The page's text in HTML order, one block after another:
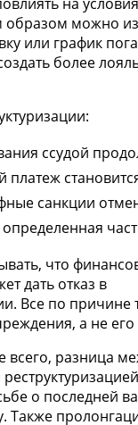
образом можно
или график
более
ссудой
платеж
санкции
что
дать отказ в
Все по причине
а не его
всего, разница
о последней
Также